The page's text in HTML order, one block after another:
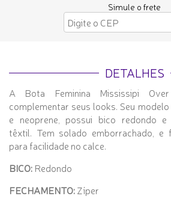
Simule o frete
DETALHES
A Bota Feminina Mississipi
complementar seus looks. Seu
e neoprene, possui bico redondo
têxtil. Tem solado emborrachado, e
para facilidade no calce.
BICO: Redondo
FECHAMENTO:Zíper